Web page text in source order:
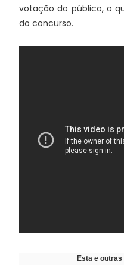
votação do público, o
do concurso.
Esta e